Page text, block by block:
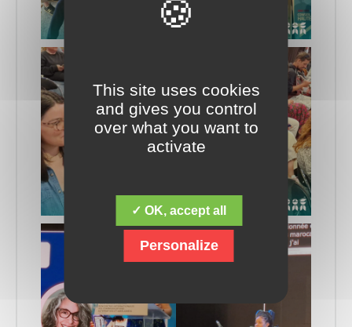
This site uses cookies
and gives you control
over what you want to
activate
✓ OK, accept all
Personalize